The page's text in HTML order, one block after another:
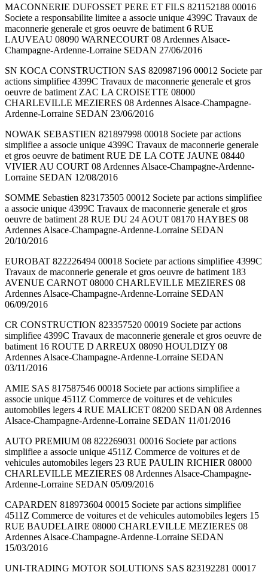
MACONNERIE DUFOSSET PERE ET FILS 821152188 00016
Societe a responsabilite limitee a associe unique 4399C Travaux de
maconnerie generale et gros oeuvre de batiment 6 RUE
LAUVEAU 08090 WARNECOURT 08 Ardennes Alsace-
Champagne-Ardenne-Lorraine SEDAN 27/06/2016
SN KOCA CONSTRUCTION SAS 820987196 00012 Societe par
actions simplifiee 4399C Travaux de maconnerie generale et gros
oeuvre de batiment ZAC LA CROISETTE 08000
CHARLEVILLE MEZIERES 08 Ardennes Alsace-Champagne-
Ardenne-Lorraine SEDAN 23/06/2016
NOWAK SEBASTIEN 821897998 00018 Societe par actions
simplifiee a associe unique 4399C Travaux de maconnerie generale
et gros oeuvre de batiment RUE DE LA COTE JAUNE 08440
VIVIER AU COURT 08 Ardennes Alsace-Champagne-Ardenne-
Lorraine SEDAN 12/08/2016
SOMME Sebastien 823173505 00012 Societe par actions simplifiee
a associe unique 4399C Travaux de maconnerie generale et gros
oeuvre de batiment 28 RUE DU 24 AOUT 08170 HAYBES 08
Ardennes Alsace-Champagne-Ardenne-Lorraine SEDAN
20/10/2016
EUROBAT 822226494 00018 Societe par actions simplifiee 4399C
Travaux de maconnerie generale et gros oeuvre de batiment 183
AVENUE CARNOT 08000 CHARLEVILLE MEZIERES 08
Ardennes Alsace-Champagne-Ardenne-Lorraine SEDAN
06/09/2016
CR CONSTRUCTION 823357520 00019 Societe par actions
simplifiee 4399C Travaux de maconnerie generale et gros oeuvre de
batiment 16 ROUTE D ARREUX 08090 HOULDIZY 08
Ardennes Alsace-Champagne-Ardenne-Lorraine SEDAN
03/11/2016
AMIE SAS 817587546 00018 Societe par actions simplifiee a
associe unique 4511Z Commerce de voitures et de vehicules
automobiles legers 4 RUE MALICET 08200 SEDAN 08 Ardennes
Alsace-Champagne-Ardenne-Lorraine SEDAN 11/01/2016
AUTO PREMIUM 08 822269031 00016 Societe par actions
simplifiee a associe unique 4511Z Commerce de voitures et de
vehicules automobiles legers 23 RUE PAULIN RICHIER 08000
CHARLEVILLE MEZIERES 08 Ardennes Alsace-Champagne-
Ardenne-Lorraine SEDAN 05/09/2016
CAPARDEN 818973604 00015 Societe par actions simplifiee
4511Z Commerce de voitures et de vehicules automobiles legers 15
RUE BAUDELAIRE 08000 CHARLEVILLE MEZIERES 08
Ardennes Alsace-Champagne-Ardenne-Lorraine SEDAN
15/03/2016
UNI-TRADING MOTOR SOLUTIONS SAS 823192281 00017